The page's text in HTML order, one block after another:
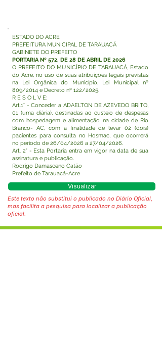
ESTADO DO ACRE
PREFEITURA MUNICIPAL DE TARAUACÁ
GABINETE DO PREFEITO
PORTARIA Nº 572, DE 28 DE ABRIL DE 2026
O PREFEITO DO MUNICÍPIO DE TARAUACÁ, Estado
do Acre, no uso de suas atribuições legais previstas
na Lei Orgânica do Município, Lei Municipal nº
809/2014 e Decreto nº 122/2025.
R E S O L V E:
Art.1° - Conceder a ADAELTON DE AZEVEDO BRITO,
01 (uma diária), destinadas ao custeio de despesas
com hospedagem e alimentação na cidade de Rio
Branco- AC, com a finalidade de levar 02 (dois)
pacientes para consulta no Hosmac, que ocorrerá
no período de 26/04/2026 a 27/04/2026.
Art. 2° - Esta Portaria entra em vigor na data de sua
assinatura e publicação.
Rodrigo Damasceno Catão
Prefeito de Tarauacá-Acre
Visualizar
Este texto não substitui o publicado no Diário Oficial,
mas facilita a pesquisa para localizar a publicação
oficial.